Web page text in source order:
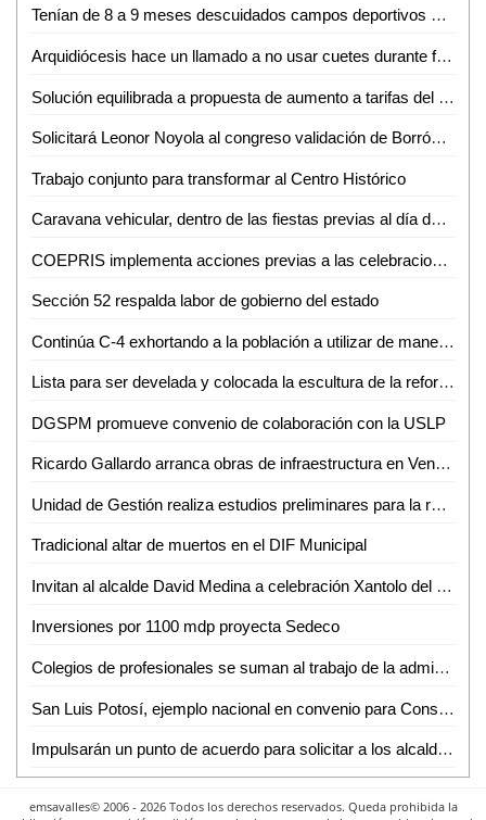
Tenían de 8 a 9 meses descuidados campos deportivos de la ciudad: Robins
Arquidiócesis hace un llamado a no usar cuetes durante festividades de San Judas Tadeo
Solución equilibrada a propuesta de aumento a tarifas del agua potable: Rodolfo del Ángel
Solicitará Leonor Noyola al congreso validación de Borrón y cuenta nueva
Trabajo conjunto para transformar al Centro Histórico
Caravana vehicular, dentro de las fiestas previas al día de San Judas Tadeo
COEPRIS implementa acciones previas a las celebraciones del Xantolo
Sección 52 respalda labor de gobierno del estado
Continúa C-4 exhortando a la población a utilizar de manera responsable la línea 9-1-1 de emergencias
Lista para ser develada y colocada la escultura de la reforma protestante
DGSPM promueve convenio de colaboración con la USLP
Ricardo Gallardo arranca obras de infraestructura en Venado
Unidad de Gestión realiza estudios preliminares para la reestructuración de la Columna de la Independencia
Tradicional altar de muertos en el DIF Municipal
Invitan al alcalde David Medina a celebración Xantolo del ejido Ojo de Agua
Inversiones por 1100 mdp proyecta Sedeco
Colegios de profesionales se suman al trabajo de la administración del Alcalde, Enrique Galindo
San Luis Potosí, ejemplo nacional en convenio para Consulta Pública a favor de personas con discapacidad
Impulsarán un punto de acuerdo para solicitar a los alcaldes cumplan con la certificación de los directores de seguridad pública
emsavalles© 2006 - 2026 Todos los derechos reservados. Queda prohibida la